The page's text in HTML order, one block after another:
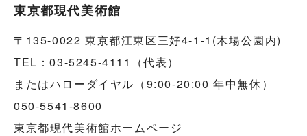
東京都現代美術館
〒135-0022 東京都江東区三好4-1-1(木場公園内)
TEL：03-5245-4111（代表）
またはハローダイヤル（9:00-20:00 年中無休）
050-5541-8600
東京都現代美術館ホームページ